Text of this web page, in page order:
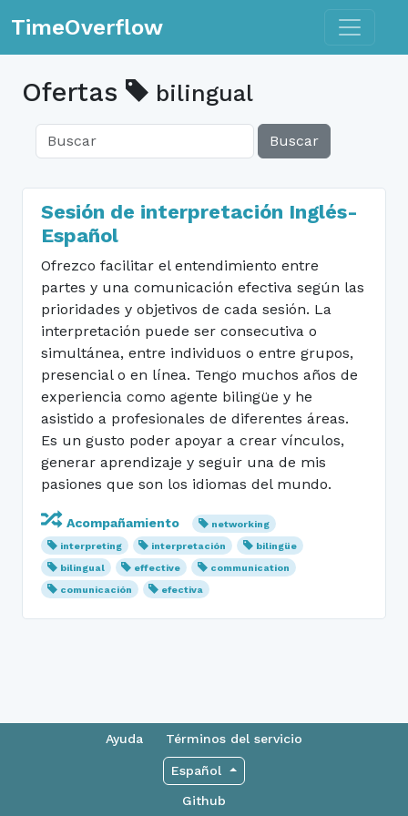
TimeOverflow Toggle
Ofertas bilingual
Buscar
Sesión de interpretación Inglés-
Español
Ofrezco facilitar el entendimiento entre
partes y una comunicación efectiva según las
prioridades y objetivos de cada sesión. La
interpretación puede ser consecutiva o
simultánea, entre individuos o entre grupos,
presencial o en línea. Tengo muchos años de
experiencia como agente bilingüe y he
asistido a profesionales de diferentes áreas.
Es un gusto poder apoyar a crear vínculos,
generar aprendizaje y seguir una de mis
pasiones que son los idiomas del mundo.
Acompañamiento
networking
interpreting
interpretación
bilingüe
bilingual
effective
communication
comunicación
efectiva
Ayuda Términos del servicio
Español
Github